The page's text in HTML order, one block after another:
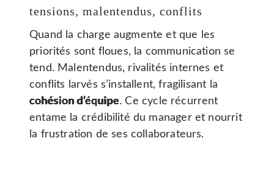
tensions, malentendus, conflits
Quand la charge augmente et que les
priorités sont floues, la communication se
tend. Malentendus, rivalités internes et
conflits larvés s’installent, fragilisant la
cohésion d’équipe. Ce cycle récurrent
entame la crédibilité du manager et nourrit
la frustration de ses collaborateurs.